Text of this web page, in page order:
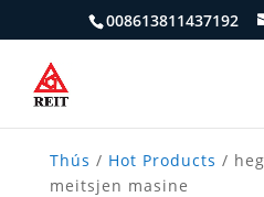
008613811437192
Thús / Hot Products /
meitsjen masine